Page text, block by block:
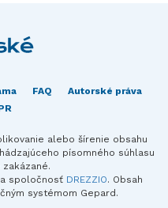
FAQ
Autorské práva
alebo šírenie obsahu
písomného súhlasu
zakázané.
spoločnosť DREZZIO. Obsah
systémom Gepard.